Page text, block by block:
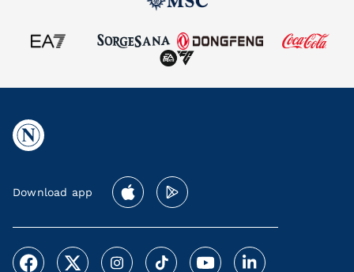
Download app